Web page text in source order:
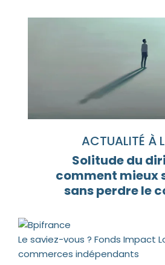
ACTUALITÉ À
Solitude du
comment mieux
sans perdre le
Le saviez-vous ? Fonds Impact
commerces indépendants